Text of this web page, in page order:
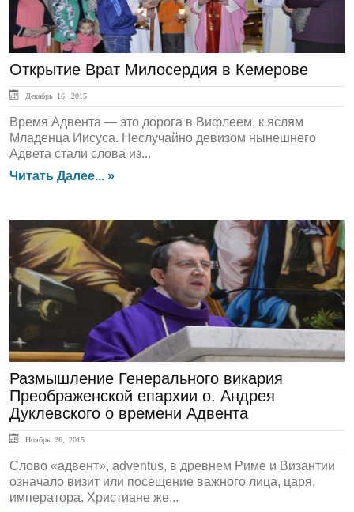
Открытие Врат Милосердия в Кемерове
Декабрь 16, 2015
Время Адвента — это дорога в Вифлеем, к яслям
Младенца Иисуса. Неслучайно девизом нынешнего
Адвета стали слова из...
Читать Далее... »
СЛОВО ПАСТЫРЯ
Размышление Генерального викария
Преображенской епархии о. Андрея
Дуклевского о времени Адвента
Ноябрь 26, 2015
Слово «адвент», adventus, в древнем Риме и Византии
означало визит или посещение важного лица, царя,
императора. Христиане же...